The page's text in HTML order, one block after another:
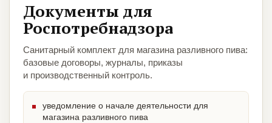
Документы для
Роспотребнадзора
Санитарный комплект для магазина разливного пива:
базовые договоры, журналы, приказы
и производственный контроль.
уведомление о начале деятельности для
магазина разливного пива